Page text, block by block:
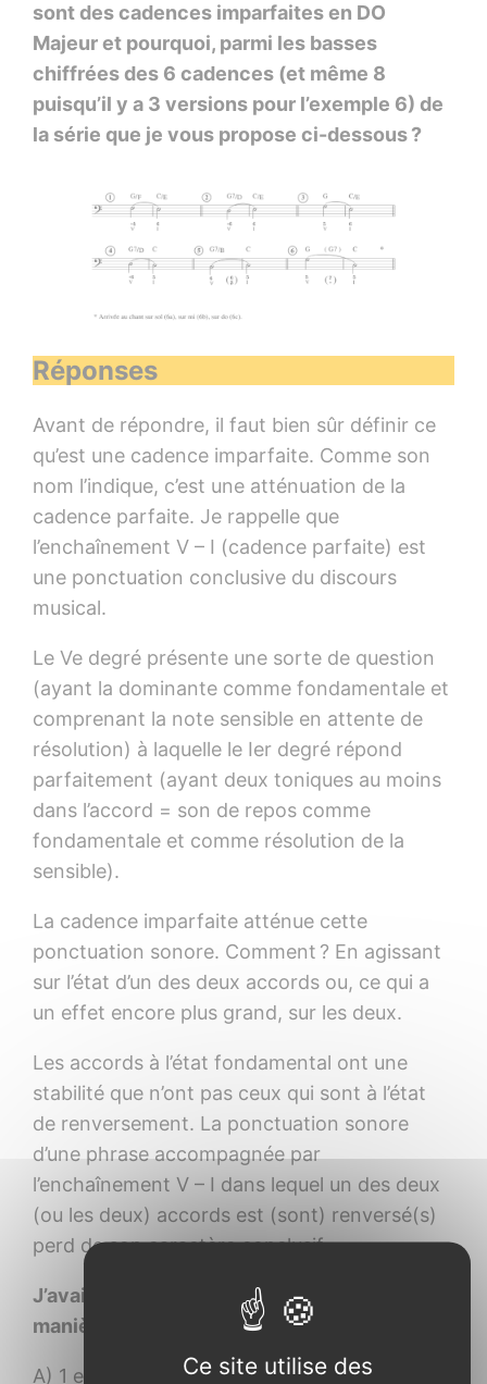
sont des cadences imparfaites en DO
Majeur et pourquoi, parmi les basses
chiffrées des 6 cadences (et même 8
puisqu’il y a 3 versions pour l’exemple 6) de
la série que je vous propose ci-dessous ?
Réponses
Avant de répondre, il faut bien sûr définir ce
qu’est une cadence imparfaite. Comme son
nom l’indique, c’est une atténuation de la
cadence parfaite. Je rappelle que
l’enchaînement V – I (cadence parfaite) est
une ponctuation conclusive du discours
musical.
Le Ve degré présente une sorte de question
(ayant la dominante comme fondamentale et
comprenant la note sensible en attente de
résolution) à laquelle le Ier degré répond
parfaitement (ayant deux toniques au moins
dans l’accord = son de repos comme
fondamentale et comme résolution de la
sensible).
La cadence imparfaite atténue cette
ponctuation sonore. Comment ? En agissant
sur l’état d’un des deux accords ou, ce qui a
un effet encore plus grand, sur les deux.
Les accords à l’état fondamental ont une
stabilité que n’ont pas ceux qui sont à l’état
de renversement. La ponctuation sonore
d’une phrase accompagnée par
l’enchaînement V – I dans lequel un des deux
(ou les deux) accords est (sont) renversé(s)
perd de son caractère conclusif.
J’avais donc classé les cadences de la
manière suivante :
A) 1 et 2 : deux accords renversés (cadence
Ce site utilise des